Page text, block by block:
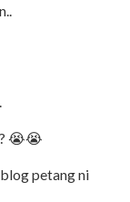
😭😭
petang ni